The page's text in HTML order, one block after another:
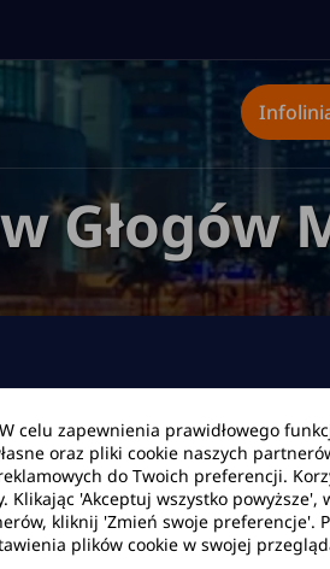
Głogów
Godzina
celu zapewnienia prawidłowego
oraz pliki cookie naszych
do Twoich preferencji.
'Akceptuj wszystko powyższe',
kliknij 'Zmień swoje preferencje'.
plików cookie w swojej